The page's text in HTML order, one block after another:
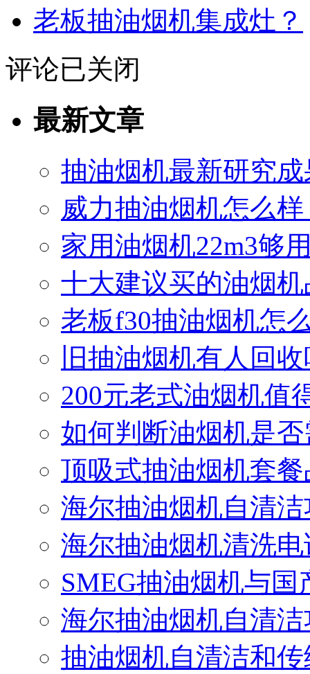
老板抽油烟机集成灶？
评论已关闭
最新文章
抽油烟机最新研究
威力抽油烟机怎么样
家用油烟机22m3够
十大建议买的油烟
老板f30抽油烟机怎
旧抽油烟机有人回
200元老式油烟机值
如何判断油烟机是
顶吸式抽油烟机套
海尔抽油烟机自清
海尔抽油烟机清洗电
SMEG抽油烟机与
海尔抽油烟机自清
抽油烟机自清洁和